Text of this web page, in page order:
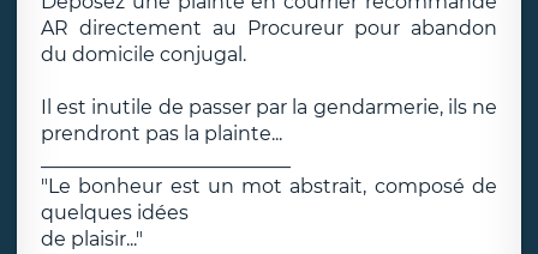
AR directement au Procureur pour abandon
du domicile conjugal.
Il est inutile de passer par la gendarmerie, ils ne
prendront pas la plainte...
"Le bonheur est un mot abstrait, composé de
quelques idées
de plaisir..."